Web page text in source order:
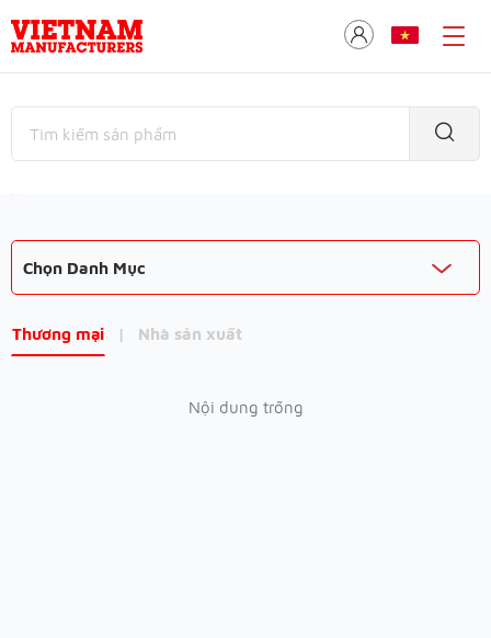
Chọn Danh Mục
Thương mại | Nhà sản xuất
Nội dung trống